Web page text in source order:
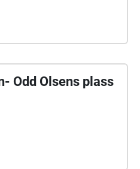
Odd Olsens plass